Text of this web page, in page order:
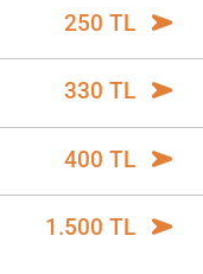
250 TL
330 TL
400 TL
1.500 TL